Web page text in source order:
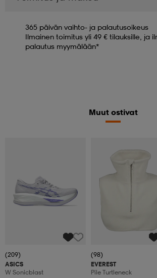
365 päivän vaihto- ja palautusoikeus
Ilmainen toimitus yli 49 € tilauksille, ja
palautus myymälään*
Muut ostivat
(209)
ASICS
W Sonicblast
(98)
EVEREST
Pile Turtleneck